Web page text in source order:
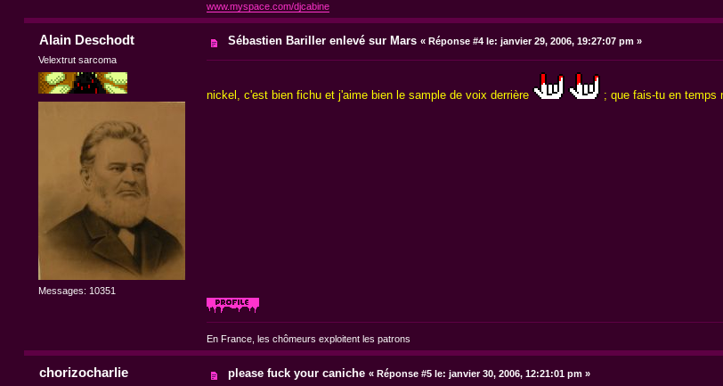
www.myspace.com/djcabine
Alain Deschodt
Velextrut sarcoma
Messages: 10351
Sébastien Bariller enlevé sur Mars « Réponse #4 le: janvier 29, 2006, 19:27:07 pm »
nickel, c'est bien fichu et j'aime bien le sample de voix derrière ; que fais-tu en temps
En France, les chômeurs exploitent les patrons
chorizocharlie please fuck your caniche « Réponse #5 le: janvier 30, 2006, 12:21:01 pm »